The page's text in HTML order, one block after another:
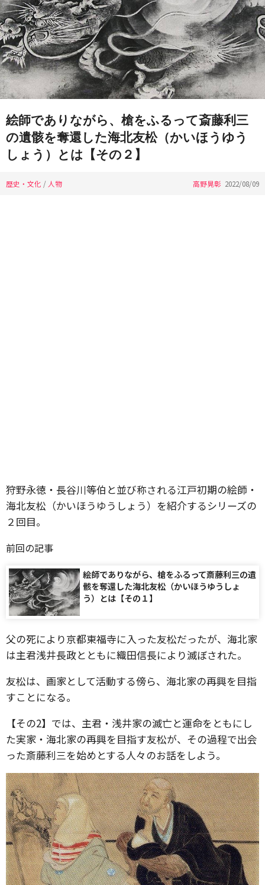
絵師でありながら、槍をふるって斎藤利三
の遺骸を奪還した海北友松（かいほうゆう
しょう）とは【その２】
歴史・文化 / 人物 高野晃彰 2022/08/09
狩野永徳・長谷川等伯と並び称される江戸初期の絵師・
海北友松（かいほうゆうしょう）を紹介するシリーズの
２回目。
前回の記事
絵師でありながら、槍をふるって斎藤利三の遺
骸を奪還した海北友松（かいほうゆうしょ
う）とは【その１】
父の死により京都東福寺に入った友松だったが、海北家
は主君浅井長政とともに織田信長により滅ぼされた。
友松は、画家として活動する傍ら、海北家の再興を目指
すことになる。
【その2】では、主君・浅井家の滅亡と運命をともにし
た実家・海北家の再興を目指す友松が、その過程で出会
った斎藤利三を始めとする人々のお話をしよう。